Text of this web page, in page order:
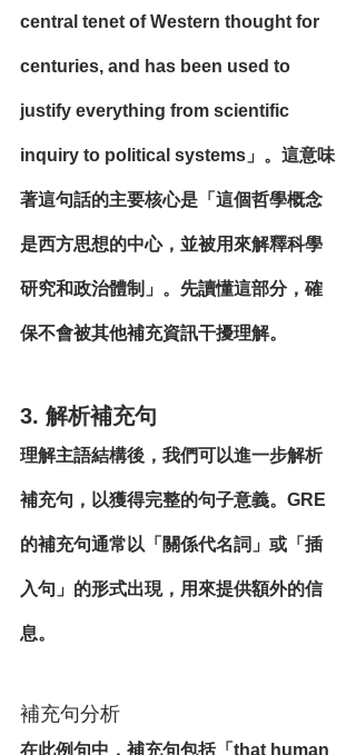
central tenet of Western thought for
centuries, and has been used to
justify everything from scientific
inquiry to political systems」。這意味
著這句話的主要核心是「這個哲學概念
是西方思想的中心，並被用來解釋科學
研究和政治體制」。先讀懂這部分，確
保不會被其他補充資訊干擾理解。
3. 解析補充句
理解主語結構後，我們可以進一步解析
補充句，以獲得完整的句子意義。GRE
的補充句通常以「關係代名詞」或「插
入句」的形式出現，用來提供額外的信
息。
補充句分析
在此例句中，補充句包括「that human